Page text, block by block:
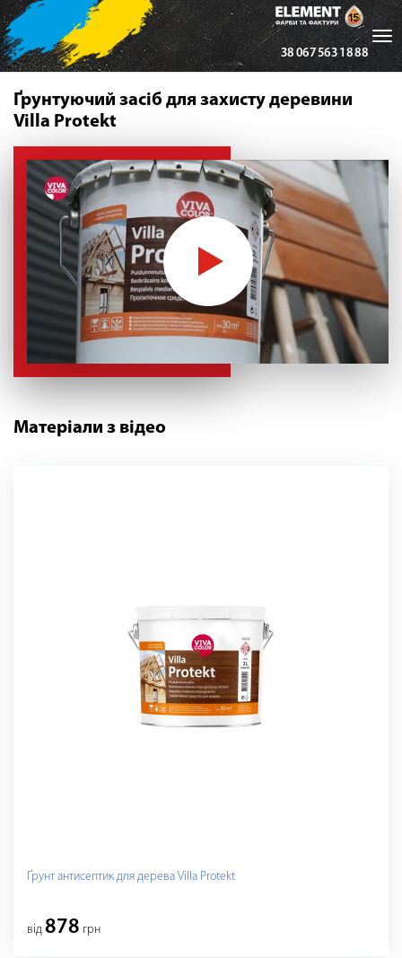
38 067 563 18 88
Ґрунтуючий засіб для захисту деревини
Villa Protekt
Матеріали з відео
Ґрунт антисептик для дерева Villa Protekt
від 878 грн